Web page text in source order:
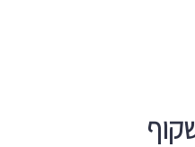
גר׳ שקוף